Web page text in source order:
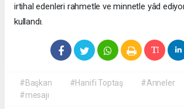
irtihal edenleri rahmetle ve minnetle yâd
kullandı.
#Başkan #Hanifi Toptaş #Anneler
#mesajı